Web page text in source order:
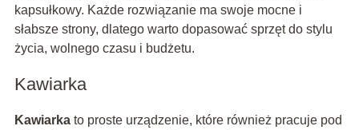
kapsułkowy. Każde rozwiązanie ma swoje mocne i
słabsze strony, dlatego warto dopasować sprzęt do stylu
życia, wolnego czasu i budżetu.
Kawiarka
Kawiarkato proste urządzenie, które również pracuje pod